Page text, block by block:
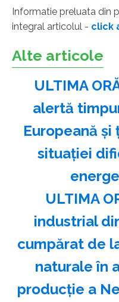
Informatie preluata din
integral articolul - click
Alte articole
ULTIMA
alertă
Europeană și
situației
ULTIMA
industrial
cumpărat de
naturale în
producție a